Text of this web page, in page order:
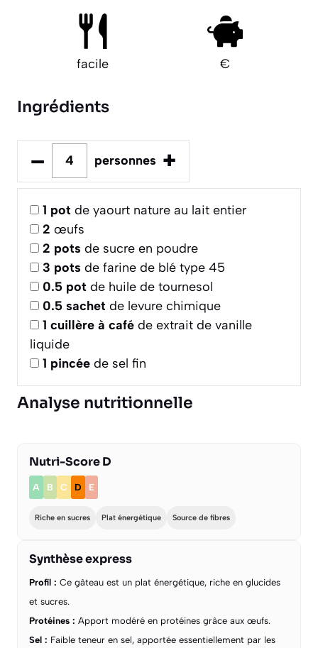
facile €
Ingrédients
– personnes +
1 pot de yaourt nature au lait entier
2 œufs
2 pots de sucre en poudre
3 pots de farine de blé type 45
0.5 pot de huile de tournesol
0.5 sachet de levure chimique
1 cuillère à café de extrait de vanille
liquide
1 pincée de sel fin
Analyse nutritionnelle
Nutri-Score D
A B C D E
Riche en sucres Plat énergétique Source de fibres
Synthèse express
Profil : Ce gâteau est un plat énergétique, riche en glucides
et sucres.
Protéines : Apport modéré en protéines grâce aux œufs.
Sel : Faible teneur en sel, apportée essentiellement par les